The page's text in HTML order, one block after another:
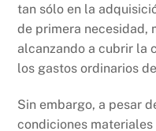
tan sólo en la
de primera necesidad,
alcanzando a cubrir la
los gastos ordinarios
Sin embargo, a pesar
condiciones